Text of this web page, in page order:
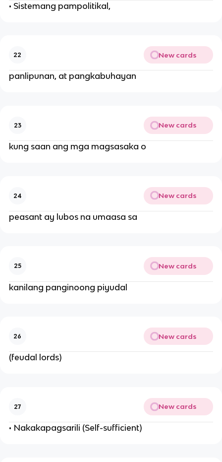
• Sistemang pampolitikal,
22 New cards
panlipunan, at pangkabuhayan
23 New cards
kung saan ang mga magsasaka o
24 New cards
peasant ay lubos na umaasa sa
25 New cards
kanilang panginoong piyudal
26 New cards
(feudal lords)
27 New cards
• Nakakapagsarili (Self-sufficient)